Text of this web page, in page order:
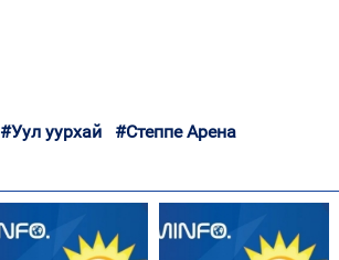
#Уул уурхай
#Степпе Арена